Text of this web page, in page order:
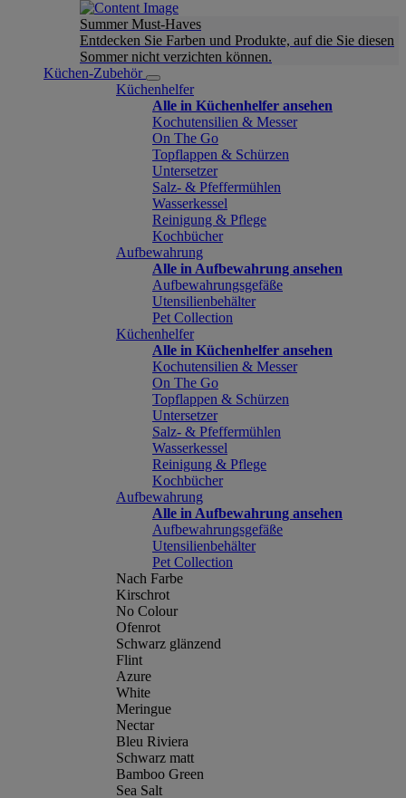
Summer Must-Haves
Entdecken Sie Farben und Produkte, auf die Sie diesen
Sommer nicht verzichten können.
Küchen-Zubehör
Küchenhelfer
Alle in Küchenhelfer ansehen
Kochutensilien & Messer
On The Go
Topflappen & Schürzen
Untersetzer
Salz- & Pfeffermühlen
Wasserkessel
Reinigung & Pflege
Kochbücher
Aufbewahrung
Alle in Aufbewahrung ansehen
Aufbewahrungsgefäße
Utensilienbehälter
Pet Collection
Küchenhelfer
Alle in Küchenhelfer ansehen
Kochutensilien & Messer
On The Go
Topflappen & Schürzen
Untersetzer
Salz- & Pfeffermühlen
Wasserkessel
Reinigung & Pflege
Kochbücher
Aufbewahrung
Alle in Aufbewahrung ansehen
Aufbewahrungsgefäße
Utensilienbehälter
Pet Collection
Nach Farbe
Kirschrot
No Colour
Ofenrot
Schwarz glänzend
Flint
Azure
White
Meringue
Nectar
Bleu Riviera
Schwarz matt
Bamboo Green
Sea Salt